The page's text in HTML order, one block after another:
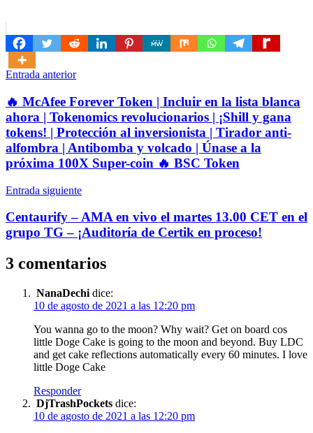
Navegación
de
entradas
Entrada anterior
🔥 McAfee Forever Token | Incluir en la lista blanca
ahora | Tokenomics revolucionarios | ¡Shill y gana
tokens! | Protección al inversionista | Tirador anti-
alfombra | Antibomba y volcado | Únase a la
próxima 100X Super-coin 🔥 BSC Token
Entrada siguiente
Centaurify – AMA en vivo el martes 13.00 CET en el
grupo TG – ¡Auditoría de Certik en proceso!
3 comentarios
NanaDechi dice:
10 de agosto de 2021 a las 12:20 pm
You wanna go to the moon? Why wait? Get on board cos
little Doge Cake is going to the moon and beyond. Buy LDC
and get cake reflections automatically every 60 minutes. I love
little Doge Cake
Responder
DjTrashPockets dice:
10 de agosto de 2021 a las 12:20 pm